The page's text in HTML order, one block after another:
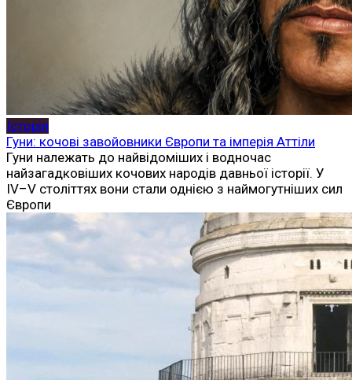
Історія
Гуни: кочові завойовники Європи та імперія Аттіли
Гуни належать до найвідоміших і водночас
найзагадковіших кочових народів давньої історії. У
IV–V століттях вони стали однією з наймогутніших сил
Європи